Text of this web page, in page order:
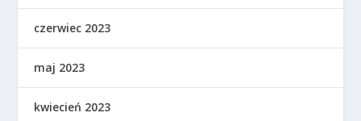
czerwiec 2023
maj 2023
kwiecień 2023